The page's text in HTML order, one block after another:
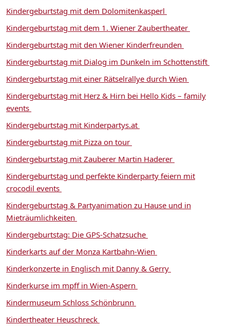
Kindergeburtstag mit dem Dolomitenkasperl
Kindergeburtstag mit dem 1. Wiener Zaubertheater
Kindergeburtstag mit den Wiener Kinderfreunden
Kindergeburtstag mit Dialog im Dunkeln im Schottenstift
Kindergeburtstag mit einer Rätselrallye durch Wien
Kindergeburtstag mit Herz & Hirn bei Hello Kids – family
events
Kindergeburtstag mit Kinderpartys.at
Kindergeburtstag mit Pizza on tour
Kindergeburtstag mit Zauberer Martin Haderer
Kindergeburtstag und perfekte Kinderparty feiern mit
crocodil events
Kindergeburtstag & Partyanimation zu Hause und in
Mieträumlichkeiten
Kindergeburtstag: Die GPS-Schatzsuche
Kinderkarts auf der Monza Kartbahn-Wien
Kinderkonzerte in Englisch mit Danny & Gerry
Kinderkurse im mpff in Wien-Aspern
Kindermuseum Schloss Schönbrunn
Kindertheater Heuschreck